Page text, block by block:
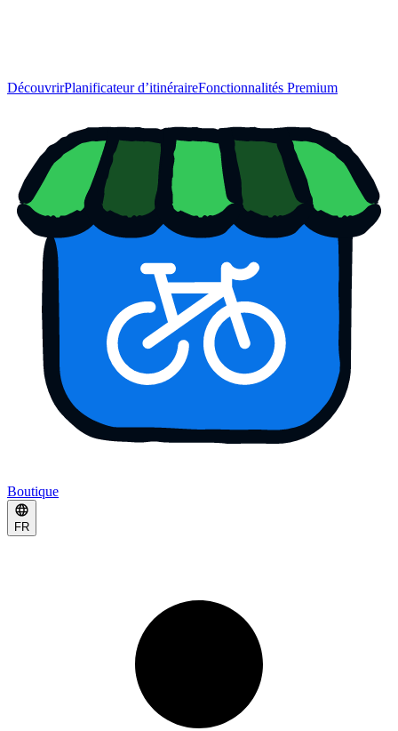
DécouvrirPlanificateur d’itinéraireFonctionnalités Premium
Boutique
FR